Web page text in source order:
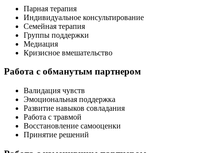
Парная терапия
Индивидуальное консультирование
Семейная терапия
Группы поддержки
Медиация
Кризисное вмешательство
Работа с обманутым партнером
Валидация чувств
Эмоциональная поддержка
Развитие навыков совладания
Работа с травмой
Восстановление самооценки
Принятие решений